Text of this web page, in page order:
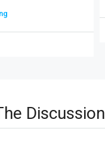
Discussion